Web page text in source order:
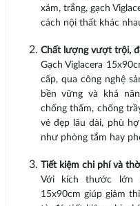
xám, trắng, gạch
cách nội thất khác
Chất lượng vượt trội,
Gạch Viglacera
cấp, qua công nghệ
bền vững và khả
chống thấm, chống
vẻ đẹp lâu dài, phù
như phòng tắm hay
Tiết kiệm chi phí và
Với kích thước lớn
15x90cm giúp giảm